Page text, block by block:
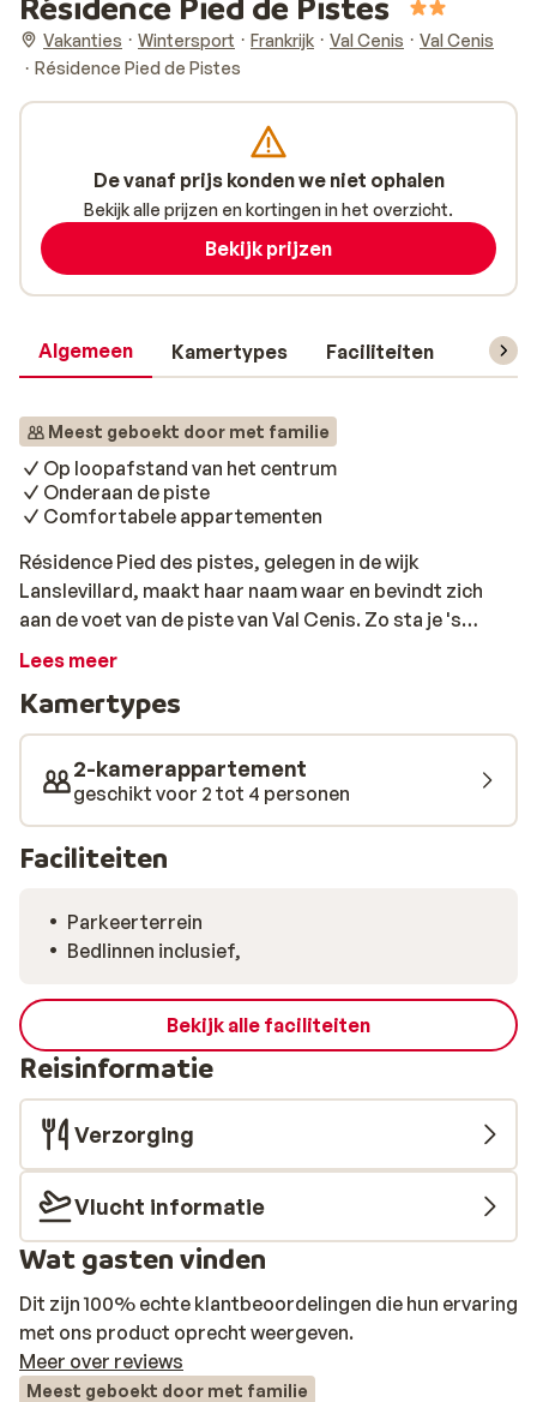
Vakanties Wintersport Frankrijk Val Cenis
Val Cenis
Résidence Pied de Pistes
Algemeen Kamertypes Faciliteiten
Meest geboekt door met familie
Op loopafstand van het centrum
Onderaan de piste
Comfortabele appartementen
Résidence Pied des pistes, gelegen in de wijk
Lanslevillard, maakt haar naam waar en bevindt zich
aan de voet van de piste van Val Cenis. Zo sta je 's
morgens snel op de ski's en kun je 's middags ook bijna
appartementen zijn eenvoudig, maar comfortabel
ingericht. Alle appartementen zijn voorzien van een
balkon. Hier is het na een dag uitleven op de piste
heerlijk bijkomen en genieten van de zon. Het bied je
ook nog eens een prachtig uitzicht over de pistes.
Lees meer
Kamertypes
2-kamerappartement
geschikt voor 2 tot 4 personen
Faciliteiten
Parkeerterrein
Bedlinnen inclusief,
Bekijk alle faciliteiten
Reisinformatie
Verzorging
Vlucht informatie
Wat gasten vinden
Dit zijn 100% echte klantbeoordelingen die hun ervaring
met ons product oprecht weergeven.
Meer over reviews
Meest geboekt door met familie
De vanaf prijs konden we niet ophalen
Bekijk alle prijzen en kortingen in het overzicht.
Bekijk prijzen